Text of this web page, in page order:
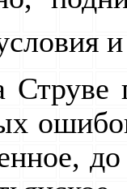
Струве